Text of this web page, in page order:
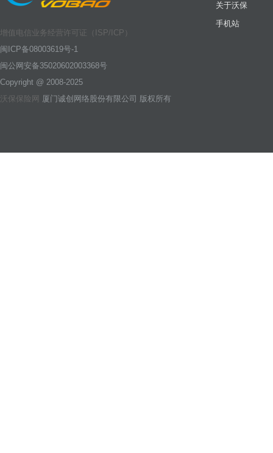
增值电信业务经营许可证（ISP/ICP）
闽ICP备08003619号-1
闽公网安备35020602003368号
Copyright @ 2008-2025
沃保保险网 厦门诚创网络股份有限公司 版权所有
关于沃保
手机站